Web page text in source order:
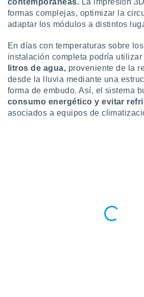
contemporáneas. La impresión
formas complejas, optimizar la
adaptar los módulos a distintos
En días con temperaturas sobre
instalación completa podría
litros de agua, proveniente de la
desde la lluvia mediante una
forma de embudo. Así, el sistema
consumo energético y evitar
asociados a equipos de